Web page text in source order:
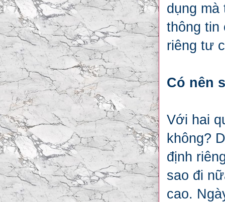
dụng mà
thông tin
riêng tư
Có nên
Với hai
không?
định
sao đi
cao.